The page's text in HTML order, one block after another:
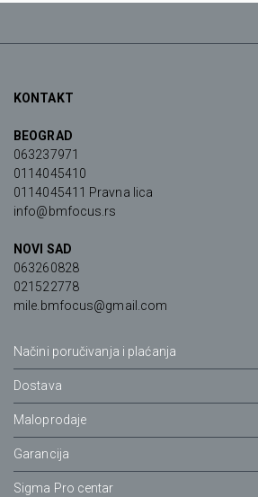
KONTAKT
BEOGRAD
063237971
0114045410
0114045411 Pravna lica
info@bmfocus.rs
NOVI SAD
063260828
021522778
mile.bmfocus@gmail.com
Načini poručivanja i plaćanja
Dostava
Maloprodaje
Garancija
Sigma Pro centar